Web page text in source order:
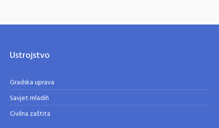
Ustrojstvo
Gradska uprava
Savjet mladih
Civilna zaštita